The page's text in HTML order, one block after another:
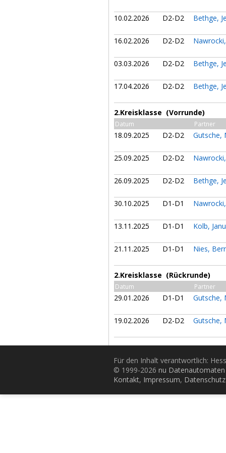
10.02.2026 D2-D2 Bethge,
16.02.2026 D2-D2
03.03.2026 D2-D2 Bethge,
17.04.2026 D2-D2 Bethge,
2.Kreisklasse (Vorrunde)
Datum Partner
18.09.2025 D2-D2 Gutsche,
25.09.2025 D2-D2
26.09.2025 D2-D2 Bethge,
30.10.2025 D1-D1
13.11.2025 D1-D1 Kolb,
21.11.2025 D1-D1 Nies,
2.Kreisklasse (Rückrunde)
Datum Partner
29.01.2026 D1-D1 Gutsche,
19.02.2026 D2-D2 Gutsche,
Für den Inhalt verantwortlich:
© 1999-2026 nu
Kontakt, Impressum, Datenschutz